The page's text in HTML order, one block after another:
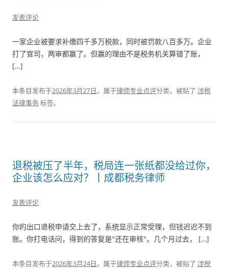
发表评论
一家企业被要求补缴四千多万税款，同时被罚款八百多万。企业
打了官司，两审都赢了。但赢的理由不是税务机关算错了账，
[…]
本条目发布于2026年3月27日。属于律师专业点评分类，被贴了 涉税
法律事务标签。
退税被压了半年，税局连一张纸都没给过你，
企业该怎么应对？丨成都税务律师
发表评论
你的出口退税申请交上去了，系统显示正常受理，但钱迟迟不到
账。你打电话问，得到的答复是"还在审核"。几个月过去， […]
本条目发布于2026年3月24日。属于律师专业点评分类，被贴了 涉税